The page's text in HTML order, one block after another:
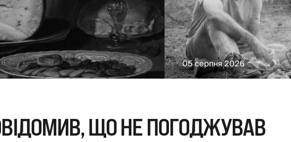
05 серпня 2026
ЩО НЕ ПОГОДЖУВАВ